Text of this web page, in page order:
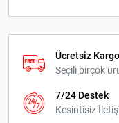
Ücretsiz Kargo
Seçili birçok
7/24 Destek
Kesintisiz